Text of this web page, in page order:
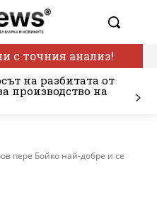
с точния анализ!
на разбитата от
производство на
пере Бойко най-добре и се